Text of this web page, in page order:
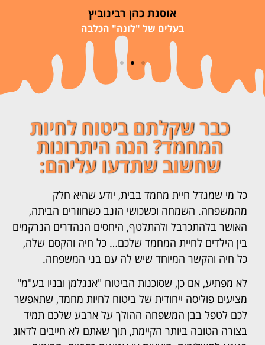
אוסנת כהן רבינוביץ
בעלים של "לונה" הכלבה
כבר שקלתם ביטוח לחיות
המחמד? הנה היתרונות
שחשוב שתדעו עליהם:
כל מי שמגדל חיית מחמד בבית, יודע שהיא חלק
מהמשפחה. השמחה וכשכושי הזנב כשחוזרים הביתה,
האושר בלהתכרבל ולהתלטף, היחסים הנהדרים הנרקמים
בין הילדים לחיית המחמד שלכם… כל חיה והקסם שלה,
כל חיה והקשר המיוחד שיש לה עם בני המשפחה.
לא מפתיע, אם כן, שסוכנות הביטוח "אנגלמן ובניו בע"מ"
מציעים פוליסה ייחודית של ביטוח לחיות מחמד, שתאפשר
לכם לטפל בבן המשפחה ההולך על ארבע שלכם תמיד
בצורה הטובה ביותר הקיימת, תוך שאתם לא חייבים לדאוג